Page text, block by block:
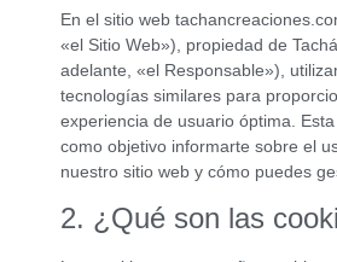
En el sitio web
«el Sitio Web»), propiedad de
adelante, «el Responsable»),
tecnologías similares para
experiencia de usuario óptima.
como objetivo informarte sobre el
nuestro sitio web y cómo puedes
2. ¿Qué son las